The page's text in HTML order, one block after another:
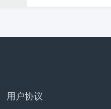
用户协议